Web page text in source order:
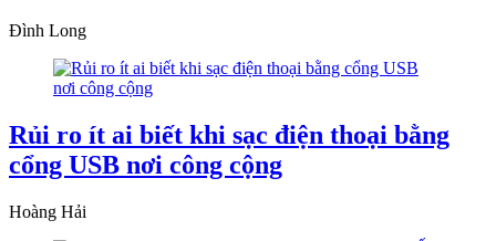
Đình Long
Rủi ro ít ai biết khi sạc điện thoại bằng
cổng USB nơi công cộng
Hoàng Hải